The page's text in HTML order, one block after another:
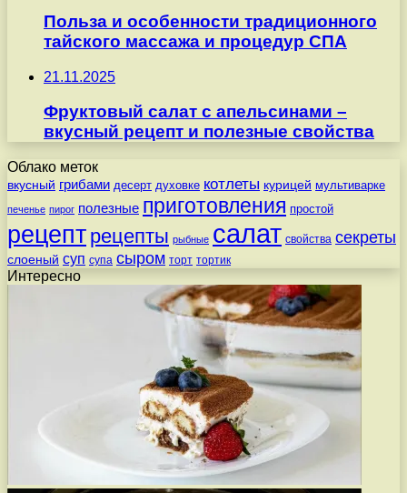
Польза и особенности традиционного
тайского массажа и процедур СПА
21.11.2025
Фруктовый салат с апельсинами –
вкусный рецепт и полезные свойства
Облако меток
вкусный грибами десерт духовке котлеты курицей мультиварке
печенье пирог полезные приготовления простой
рецепт рецепты рыбные салат свойства секреты
слоеный суп супа сыром торт тортик
Интересно